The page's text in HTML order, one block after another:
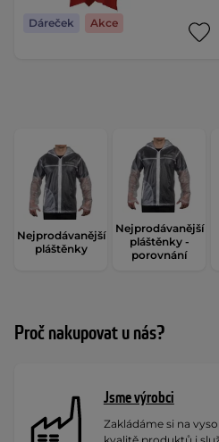
Dáreček Akce
Nejprodávanější
pláštěnky
Nejprodávanější
pláštěnky -
porovnání
Proč nakupovat u nás?
Jsme výrobci
Zakládáme si na